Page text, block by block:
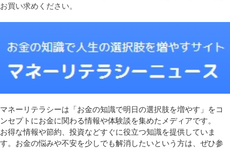
お買い求めください。
マネーリテラシーは「お金の知識で明日の選択肢を増やす」をコ
ンセプトにお金に関わる情報や体験談を集めたメディアです。
お得な情報や節約、投資などすぐに役立つ知識を提供していま
す。お金の悩みや不安を少しでも解消したいという方は、ぜひ参